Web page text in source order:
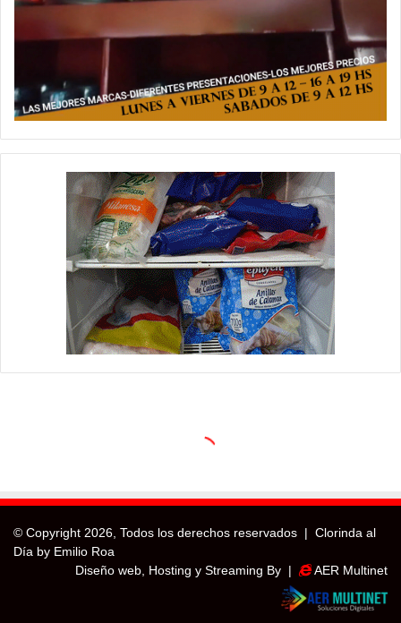
© Copyright 2026, Todos los derechos reservados | Clorinda al
Día by Emilio Roa
Diseño web, Hosting y Streaming By |
AER Multinet